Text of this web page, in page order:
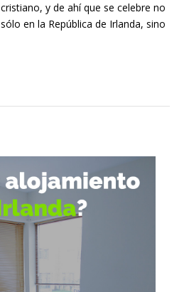
cristiano, y de ahí que se celebre no
sólo en la República de Irlanda, sino